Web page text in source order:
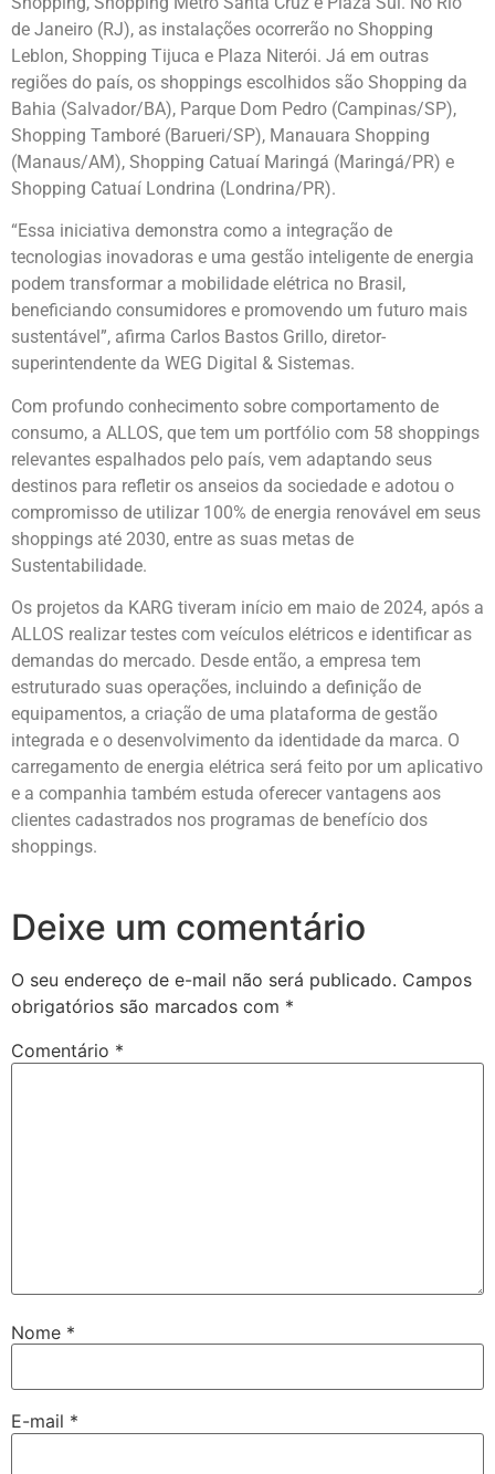
de Janeiro (RJ), as instalações ocorrerão no Shopping
Leblon, Shopping Tijuca e Plaza Niterói. Já em outras
regiões do país, os shoppings escolhidos são Shopping da
Bahia (Salvador/BA), Parque Dom Pedro (Campinas/SP),
Shopping Tamboré (Barueri/SP), Manauara Shopping
(Manaus/AM), Shopping Catuaí Maringá (Maringá/PR) e
Shopping Catuaí Londrina (Londrina/PR).
“Essa iniciativa demonstra como a integração de
tecnologias inovadoras e uma gestão inteligente de energia
podem transformar a mobilidade elétrica no Brasil,
beneficiando consumidores e promovendo um futuro mais
sustentável”, afirma Carlos Bastos Grillo, diretor-
superintendente da WEG Digital & Sistemas.
Com profundo conhecimento sobre comportamento de
consumo, a ALLOS, que tem um portfólio com 58 shoppings
relevantes espalhados pelo país, vem adaptando seus
destinos para refletir os anseios da sociedade e adotou o
compromisso de utilizar 100% de energia renovável em seus
shoppings até 2030, entre as suas metas de
Sustentabilidade.
Os projetos da KARG tiveram início em maio de 2024, após a
ALLOS realizar testes com veículos elétricos e identificar as
demandas do mercado. Desde então, a empresa tem
estruturado suas operações, incluindo a definição de
equipamentos, a criação de uma plataforma de gestão
integrada e o desenvolvimento da identidade da marca. O
carregamento de energia elétrica será feito por um aplicativo
e a companhia também estuda oferecer vantagens aos
clientes cadastrados nos programas de benefício dos
shoppings.
Deixe um comentário
O seu endereço de e-mail não será publicado. Campos
obrigatórios são marcados com *
Comentário *
Nome *
E-mail *